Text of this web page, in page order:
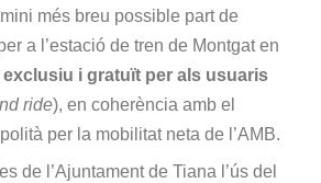
més breu possible part de
a l’estació de tren de Montgat en
exclusiu i gratuït per als usuaris
ride), en coherència amb el
per la mobilitat neta de l’AMB.
de l’Ajuntament de Tiana l’ús del